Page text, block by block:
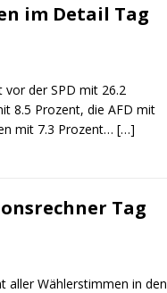
im Detail Tag
vor der SPD mit 26.2
8.5 Prozent, die AFD mit
mit 7.3 Prozent… […]
Tag
aller Wählerstimmen in den